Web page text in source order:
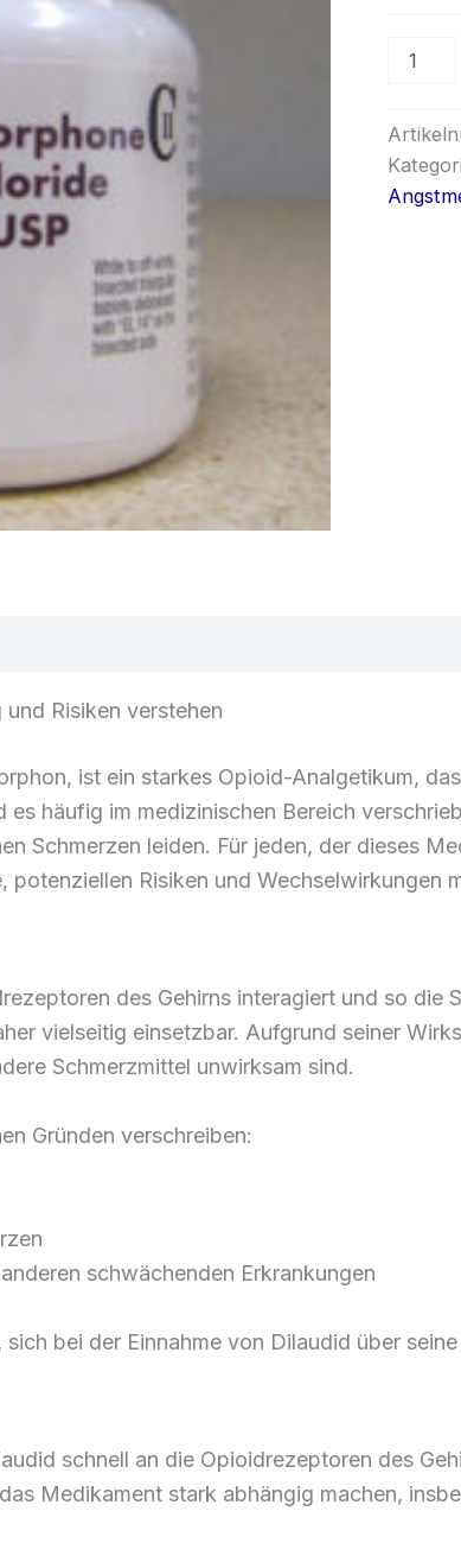
Risiken verstehen
ist ein starkes Opioid-Analgetikum,
häufig im medizinischen Bereich
Schmerzen leiden. Für jeden, der dieses
potenziellen Risiken und Wechselwirkungen
des Gehirns interagiert und so die
vielseitig einsetzbar. Aufgrund seiner
Schmerzmittel unwirksam sind.
Gründen verschreiben:
schwächenden Erkrankungen
bei der Einnahme von Dilaudid über
schnell an die Opioidrezeptoren des
Medikament stark abhängig machen,